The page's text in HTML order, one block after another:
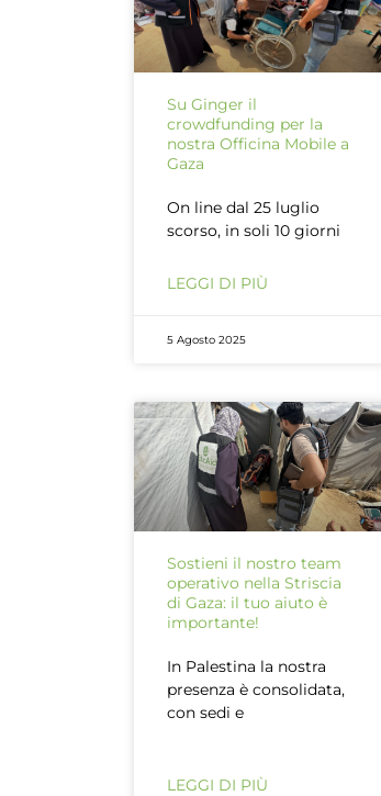
Su Ginger il
crowdfunding per la
nostra Officina Mobile a
Gaza
On line dal 25 luglio
scorso, in soli 10 giorni
LEGGI DI PIÙ
5 Agosto 2025
Sostieni il nostro team
operativo nella Striscia
di Gaza: il tuo aiuto è
importante!
In Palestina la nostra
presenza è consolidata,
con sedi e
LEGGI DI PIÙ